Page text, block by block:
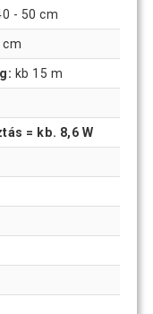
- 50 cm
cm
kb 15 m
= kb. 8,6 W